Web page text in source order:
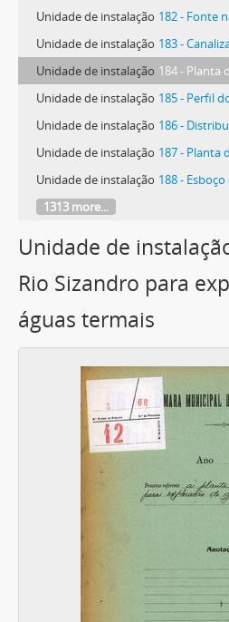
Unidade de instalação 182 - Fonte na
Unidade de instalação 183 - Canalização de
Unidade de instalação 184 - Planta do
Unidade de instalação 185 - Perfil do terreno
Unidade de instalação 186 -
Unidade de instalação 187 - Planta de
Unidade de instalação 188 -
1313 more...
Unidade de
Rio Sizandro para
águas termais